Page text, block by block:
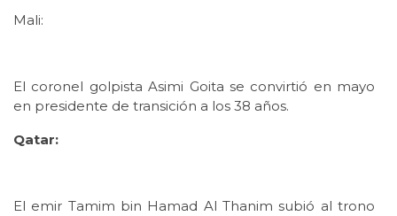
Mali:
El coronel golpista Asimi Goita se convirtió en mayo
en presidente de transición a los 38 años.
Qatar:
El emir Tamim bin Hamad Al Thanim subió al trono